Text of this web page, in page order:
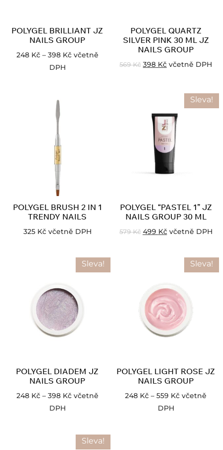
POLYGEL BRILLIANT JZ
NAILS GROUP
248 Kč – 398 Kč včetně
DPH
POLYGEL QUARTZ
SILVER PINK 30 ML JZ
NAILS GROUP
569Kč 398 Kč včetně DPH
POLYGEL BRUSH 2 IN 1
TRENDY NAILS
325 Kč včetně DPH
Sleva!
POLYGEL “PASTEL 1” JZ
NAILS GROUP 30 ML
579Kč 499 Kč včetně DPH
Sleva!
POLYGEL DIADEM JZ
NAILS GROUP
248 Kč – 398 Kč včetně
DPH
Sleva!
POLYGEL LIGHT ROSE JZ
NAILS GROUP
248 Kč – 559 Kč včetně
DPH
Sleva!